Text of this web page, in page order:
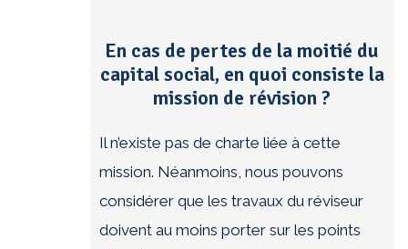
En cas de pertes de la moitié du
capital social, en quoi consiste la
mission de révision ?
Il n’existe pas de charte liée à cette
mission. Néanmoins, nous pouvons
considérer que les travaux du réviseur
doivent au moins porter sur les points